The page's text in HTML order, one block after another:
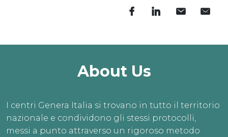
About Us
I centri Genera Italia si trovano in tutto il territorio
nazionale e condividono gli stessi protocolli,
messi a punto attraverso un rigoroso metodo